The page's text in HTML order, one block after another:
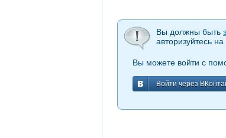
Вы должны быть
авторизуйтесь
Вы можете войти с
Войти через
Войти через